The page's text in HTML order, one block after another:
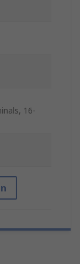
16-